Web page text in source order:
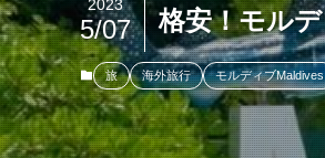
格安！モル
2023
5/07
旅 海外旅行 モルディブMaldives